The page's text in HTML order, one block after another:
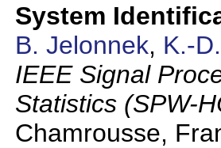
System
B. Jelonnek, K.-
IEEE Signal
Statistics (SPW-
Chamrousse,